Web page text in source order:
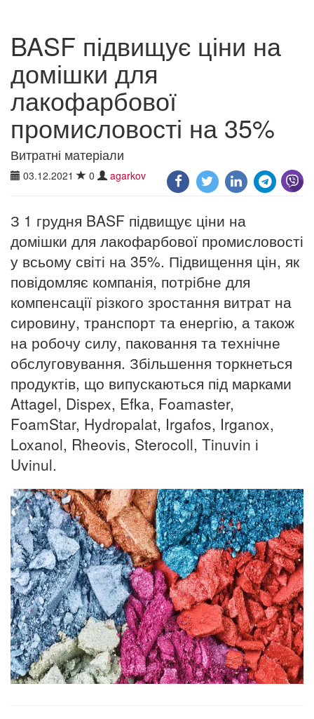
BASF підвищує ціни на
домішки для
лакофарбової
промисловості на 35%
Витратні матеріали
03.12.2021 0 agarkov
З 1 грудня BASF підвищує ціни на
домішки для лакофарбової промисловості
у всьому світі на 35%. Підвищення цін, як
повідомляє компанія, потрібне для
компенсації різкого зростання витрат на
сировину, транспорт та енергію, а також
на робочу силу, паковання та технічне
обслуговування. Збільшення торкнеться
продуктів, що випускаються під марками
Attagel, Dispex, Efka, Foamaster,
FoamStar, Hydropalat, Irgafos, Irganox,
Loxanol, Rheovis, Sterocoll, Tinuvin і
Uvinul.